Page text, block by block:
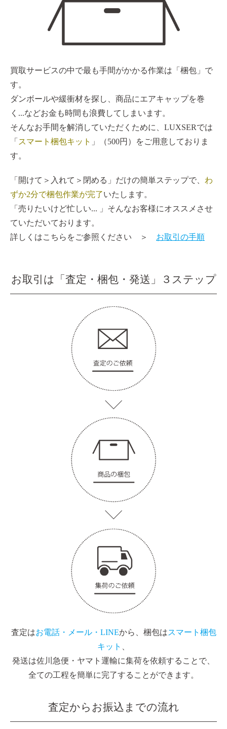
買取サービスの中で最も手間がかかる作業は「梱包」で
す。
ダンボールや緩衝材を探し、商品にエアキャップを巻
く...などお金も時間も浪費してしまいます。
そんなお手間を解消していただくために、LUXSERでは
「 スマート梱包キット 」（500円）をご用意しておりま
す。
「開けて＞入れて＞閉める」だけの簡単ステップで、 わ
ずか2分で梱包作業が完了いたします。
「売りたいけど忙しい... 」そんなお客様にオススメさせ
ていただいております。
詳しくはこちらをご参照ください ＞ お取引の手順
お取引は「査定・梱包・発送」３ステップ
査定はお電話・メール・LINEから、梱包はスマート梱包
キット
発送は佐川急便・ヤマト運輸に集荷を依頼することで、
全ての工程を簡単に完了することができます。
査定からお振込までの流れ